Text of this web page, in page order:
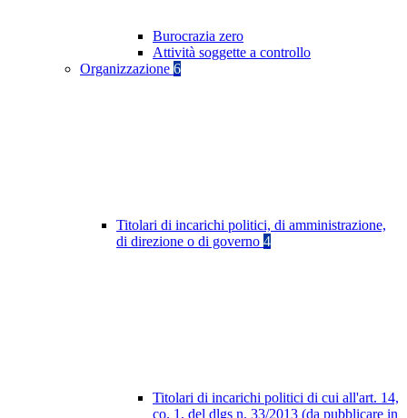
Burocrazia zero
Attività soggette a controllo
Organizzazione 6
Titolari di incarichi politici, di amministrazione,
di direzione o di governo 4
Titolari di incarichi politici di cui all'art. 14,
co. 1, del dlgs n. 33/2013 (da pubblicare in